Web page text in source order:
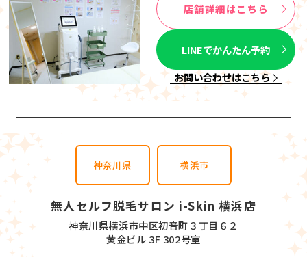
店舗詳細はこちら
LINEでかんたん予約
お問い合わせはこちら
神奈川県 横浜市
無人セルフ脱毛サロン i-Skin 横浜店
神奈川県横浜市中区初音町３丁目６２
黄金ビル 3F 302号室